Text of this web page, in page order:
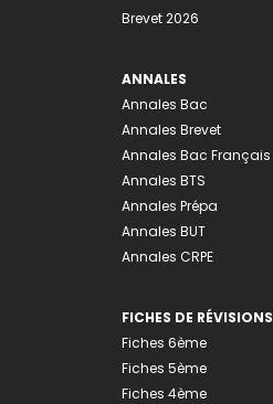
Brevet 2026
ANNALES
Annales Bac
Annales Brevet
Annales Bac Français
Annales BTS
Annales Prépa
Annales BUT
Annales CRPE
FICHES DE RÉVISIONS
Fiches 6ème
Fiches 5ème
Fiches 4ème